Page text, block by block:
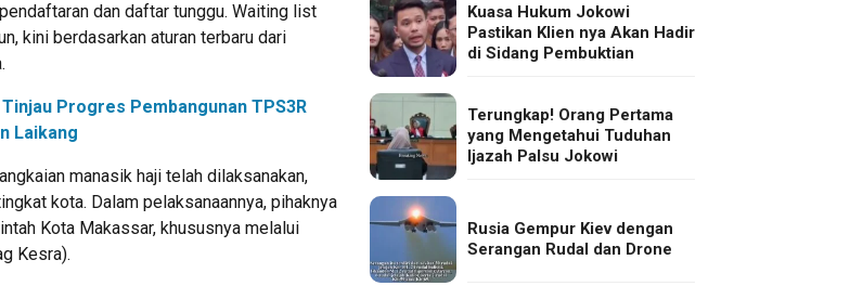
dan daftar tunggu. Waiting list
kini berdasarkan aturan terbaru dari
Progres Pembangunan TPS3R
Laikang
manasik haji telah dilaksanakan,
kota. Dalam pelaksanaannya, pihaknya
Kota Makassar, khususnya melalui
Kesra).
Kuasa Hukum Jokowi
Pastikan Klien nya Akan Hadir
di Sidang Pembuktian
Terungkap! Orang Pertama
yang Mengetahui Tuduhan
Ijazah Palsu Jokowi
Rusia Gempur Kiev dengan
Serangan Rudal dan Drone